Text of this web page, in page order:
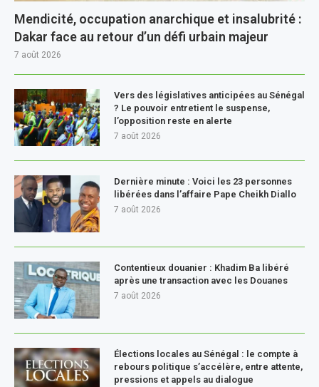
Mendicité, occupation anarchique et insalubrité :
Dakar face au retour d’un défi urbain majeur
7 août 2026
Vers des législatives anticipées au Sénégal
? Le pouvoir entretient le suspense,
l’opposition reste en alerte
7 août 2026
Dernière minute : Voici les 23 personnes
libérées dans l’affaire Pape Cheikh Diallo
7 août 2026
Contentieux douanier : Khadim Ba libéré
après une transaction avec les Douanes
7 août 2026
Élections locales au Sénégal : le compte à
rebours politique s’accélère, entre attente,
pressions et appels au dialogue